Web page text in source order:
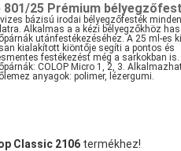
801/25 Prémium
bázisú irodai bélyegzőfesték
Alkalmas a a kézi bélyegzőkhöz
utánfestékezéséhez. A 25 ml-es
kialakított kiöntője segíti a pontos és
festékezést még a sarkokban
COLOP Micro 1, 2, 3.
anyagok: polimer, lézergumi.
Classic 2106 termékhez!